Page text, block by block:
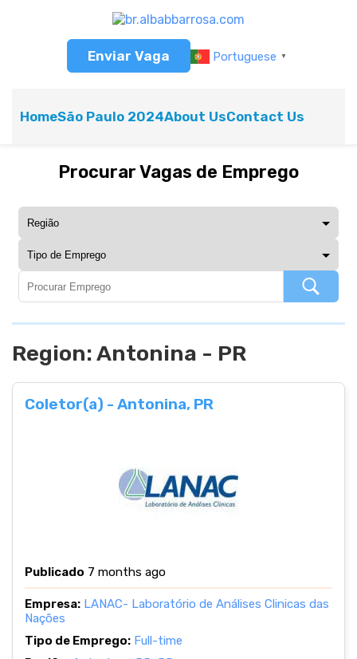
Enviar Vaga Portuguese ▼
HomeSão Paulo 2024About UsContact Us
Procurar Vagas de Emprego
Region:Antonina - PR
Coletor(a) - Antonina, PR
Publicado 7 months ago
Empresa: LANAC- Laboratório de Análises Clinicas das
Nações
Tipo de Emprego: Full-time